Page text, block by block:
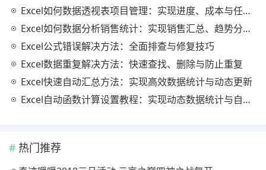
Excel如何数据透视表项目管理：实现进度、成本与任务的高效分析
Excel如何数据分析销售统计：实现销售汇总、趋势分析与业绩优化
Excel公式错误解决方法：全面排查与修复技巧
Excel数据重复解决方法：快速查找、删除与防止重复
Excel快速自动汇总方法：实现高效数据统计与动态更新
Excel自动函数计算设置教程：实现动态数据统计与自动更新
热门推荐